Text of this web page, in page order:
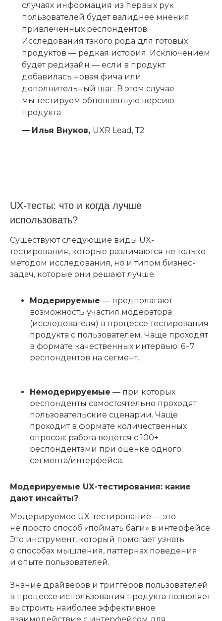
случаях информация из первых рук
пользователей будет валиднее мнения
привлеченных респондентов.
Исследования такого рода для готовых
продуктов — редкая история. Исключением
будет редизайн — если в продукт
добавилась новая фича или
дополнительный шаг. В этом случае
мы тестируем обновленную версию
продукта
— Илья Внуков, UXR Lead, Т2
UX-тесты: что и когда лучше
использовать?
Существуют следующие виды UX-
тестирования, которые различаются не только
методом исследования, но и типом бизнес-
задач, которые они решают лучше:
Модерируемые — предполагают
возможность участия модератора
(исследователя) в процессе тестирования
продукта с пользователем. Чаще проходят
в формате качественных интервью: 6−7
респондентов на сегмент.
Немодерируемые — при которых
респонденты самостоятельно проходят
пользовательские сценарии. Чаще
проходит в формате количественных
опросов: работа ведется с 100+
респондентами при оценке одного
сегмента/интерфейса.
Модерируемые UX-тестирования: какие
дают инсайты?
Модерируемое UX-тестирование — это
не просто способ «поймать баги» в интерфейсе.
Это инструмент, который помогает узнать
о способах мышления, паттернах поведения
и опыте пользователей.
Знание драйверов и триггеров пользователей
в процессе использования продукта позволяет
выстроить наиболее эффективное